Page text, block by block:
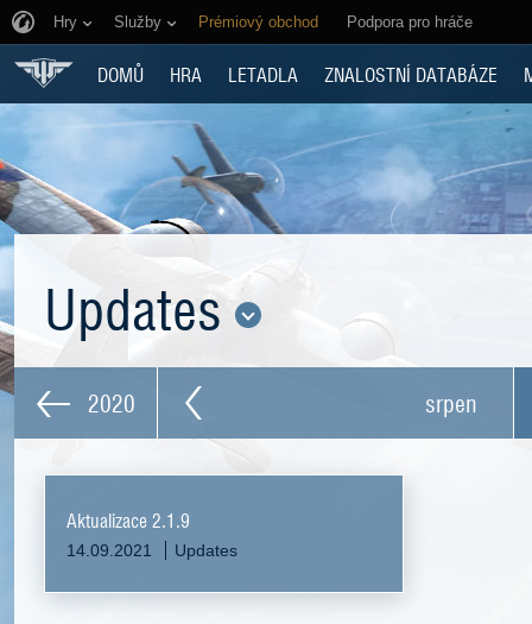
Hry Služby Prémiový obchod Podpora pro hráče
DOMŮ HRA LETADLA ZNALOSTNÍ DATABÁZE
Updates
2020 srpen
Aktualizace 2.1.9
14.09.2021 Updates